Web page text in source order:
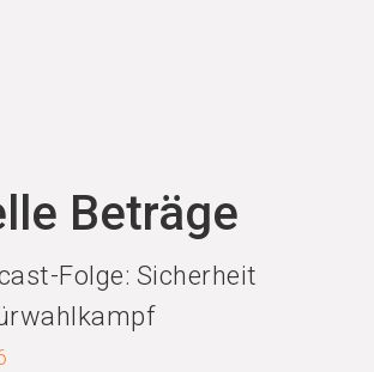
Beträge
Folge: Sicherheit